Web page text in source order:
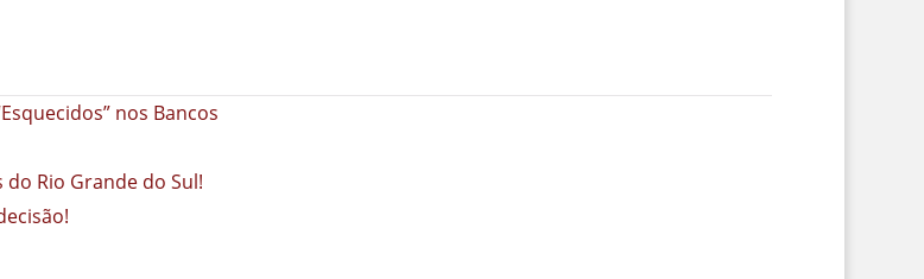
nos Bancos
Rio Grande do Sul!